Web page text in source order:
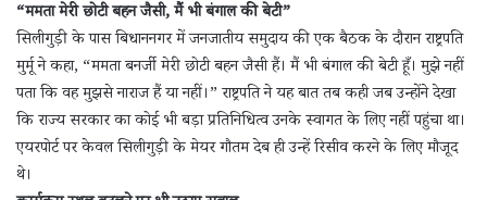
“ममता मेरी छोटी बहन जैसी, मैं भी बंगाल की बेटी”
सिलीगुड़ी के पास बिधाननगर में जनजातीय समुदाय की एक बैठक के दौरान राष्ट्रपति
मुर्मू ने कहा, “ममता बनर्जी मेरी छोटी बहन जैसी हैं। मैं भी बंगाल की बेटी हूँ। मुझे नहीं
पता कि वह मुझसे नाराज हैं या नहीं।” राष्ट्रपति ने यह बात तब कही जब उन्होंने देखा
कि राज्य सरकार का कोई भी बड़ा प्रतिनिधित्व उनके स्वागत के लिए नहीं पहुंचा था।
एयरपोर्ट पर केवल सिलीगुड़ी के मेयर गौतम देब ही उन्हें रिसीव करने के लिए मौजूद
थे।